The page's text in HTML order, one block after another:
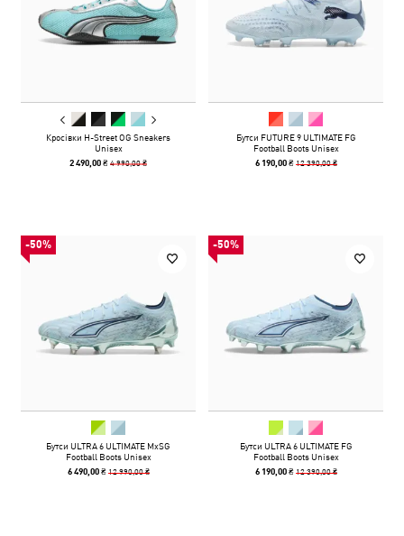
Кросівки H-Street OG Sneakers
Unisex
2 490,00 ₴4 990,00 ₴
Бутси FUTURE 9 ULTIMATE FG
Football Boots Unisex
6 190,00 ₴ 12 390,00 ₴
-50%
Бутси ULTRA 6 ULTIMATE MxSG
Football Boots Unisex
6 490,00 ₴ 12 990,00 ₴
-50%
Бутси ULTRA 6 ULTIMATE FG
Football Boots Unisex
6 190,00 ₴ 12 390,00 ₴